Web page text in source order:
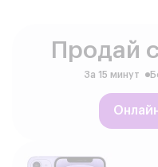
Продай
За 15 минут